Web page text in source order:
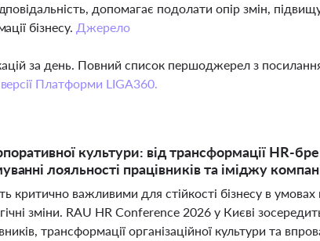
допомагає подолати опір змін,
бізнесу. Джерело
за день. Повний список першоджерел з
Платформи LIGA360.
культури: від трансформації HR-
лояльності працівників та іміджу
критично важливими для стійкості бізнесу в умовах
зміни. RAU HR Conference 2026 у Києві
трансформації організаційної культури та